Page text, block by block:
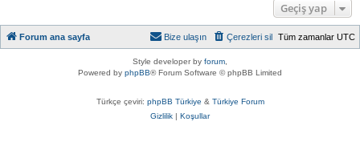
Geçiş yap
Forum ana sayfa Tüm zamanlar UTC
Çerezleri sil
Bize ulaşın
Style developer by forum
Powered by phpBB® Forum Software © phpBB Limited
Türkçe çeviri: phpBB Türkiye & Türkiye Forum
Gizlilik | Koşullar